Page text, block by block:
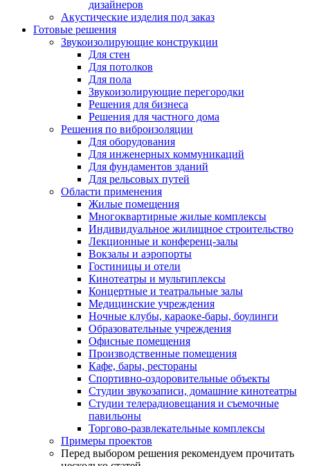
дизайнеров
Акустические изделия под заказ
Готовые решения
Звукоизолирующие конструкции
Для стен
Для потолков
Для пола
Звукоизолирующие перегородки
Решения для бизнеса
Решения для частного дома
Решения по виброизоляции
Для оборудования
Для инженерных коммуникаций
Для фундаментов зданий
Для рельсовых путей
Области применения
Жилые помещения
Многоквартирные жилые комплексы
Индивидуальное жилищное строительство
Лекционные и конференц-залы
Вокзалы и аэропорты
Гостиницы и отели
Кинотеатры и мультиплексы
Концертные и театральные залы
Медицинские учреждения
Ночные клубы, караоке-бары, боулинги
Образовательные учреждения
Офисные помещения
Производственные помещения
Кафе, бары, рестораны
Спортивно-оздоровительные объекты
Студии звукозаписи, домашние кинотеатры
Студии телерадиовещания и съемочные
павильоны
Торгово-развлекательные комплексы
Примеры проектов
Перед выбором решения рекомендуем прочитать